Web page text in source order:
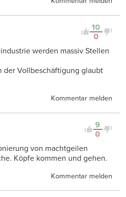
10
0
werden massiv Stellen
der Vollbeschäftigung glaubt
Kommentar melden
9
0
von machtgeilen
Köpfe kommen und gehen.
Kommentar melden